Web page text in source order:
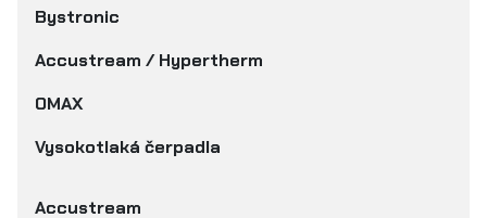
Bystronic
Accustream / Hypertherm
OMAX
Vysokotlaká čerpadla
Accustream